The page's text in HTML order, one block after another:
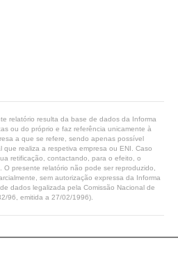
relatório resulta da base de dados da Informa
ou do próprio e faz referência unicamente à
a que se refere, sendo apenas possível
que realiza a respetiva empresa ou ENI. Caso
retificação, contactando, para o efeito, o
presente relatório não pode ser reproduzido,
sem autorização expressa da Informa
dados legalizada pela Comissão Nacional de
96, emitida a 27/02/1996).